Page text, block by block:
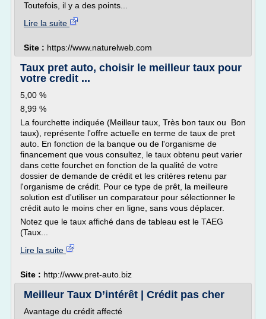
Toutefois, il y a des points...
Lire la suite
Site : https://www.naturelweb.com
Taux pret auto, choisir le meilleur taux pour
votre credit ...
5,00 %
8,99 %
La fourchette indiquée (Meilleur taux, Très bon taux ou Bon
taux), représente l'offre actuelle en terme de taux de pret
auto. En fonction de la banque ou de l'organisme de
financement que vous consultez, le taux obtenu peut varier
dans cette fourchet en fonction de la qualité de votre
dossier de demande de crédit et les critères retenu par
l'organisme de crédit. Pour ce type de prêt, la meilleure
solution est d'utiliser un comparateur pour sélectionner le
crédit auto le moins cher en ligne, sans vous déplacer.
Notez que le taux affiché dans de tableau est le TAEG
(Taux...
Lire la suite
Site : http://www.pret-auto.biz
Meilleur Taux D’intérêt | Crédit pas cher
Avantage du crédit affecté